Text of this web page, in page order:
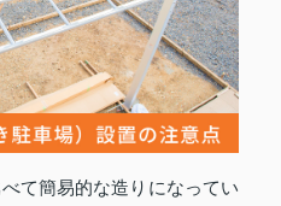
て簡易的な造りになってい